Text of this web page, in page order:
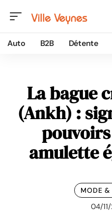
Auto B2B Détente
La bague
(Ankh) :
amulette
MODE &
04/